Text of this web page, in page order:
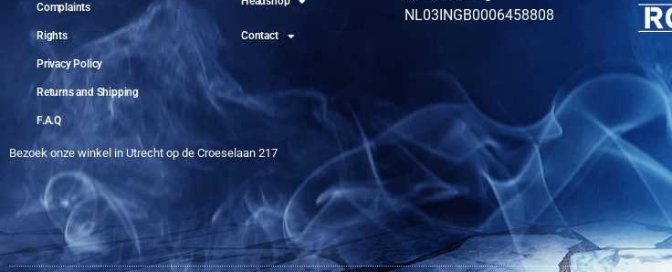
Complaints
Rights
Privacy Policy
Returns and Shipping
F.A.Q
Contact
NL03INGB0006458808
Bezoek onze winkel in Utrecht op de Croeselaan 217